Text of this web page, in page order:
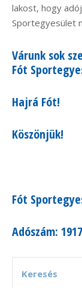
lakost, hogy
Sportegyesület
Várunk sok
Fót
Hajrá Fót!
Köszönjük!
Fót
Adószám: